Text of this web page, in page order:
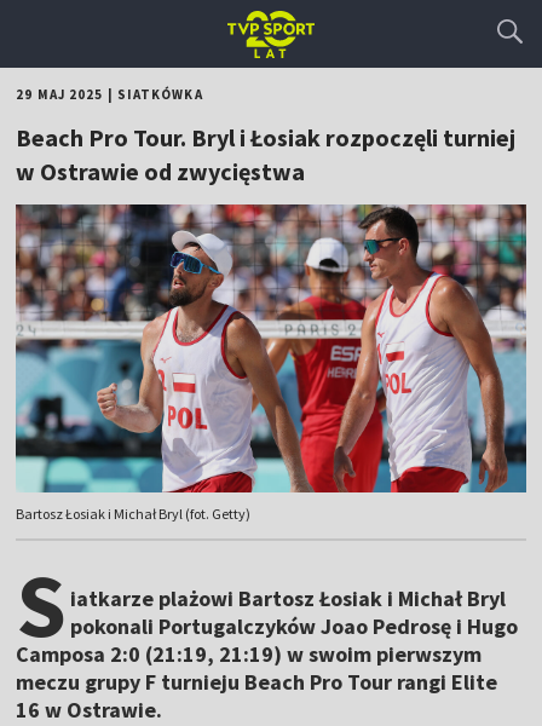
29 MAJ 2025 SIATKÓWKA
Beach Pro Tour. Bryl i Łosiak rozpoczęli turniej
w Ostrawie od zwycięstwa
Bartosz Łosiak i Michał Bryl (fot. Getty)
S iatkarze plażowi Bartosz Łosiak i Michał Bryl
pokonali Portugalczyków Joao Pedrosę i Hugo
Camposa 2:0 (21:19, 21:19) w swoim pierwszym
meczu grupy F turnieju Beach Pro Tour rangi Elite
16 w Ostrawie.